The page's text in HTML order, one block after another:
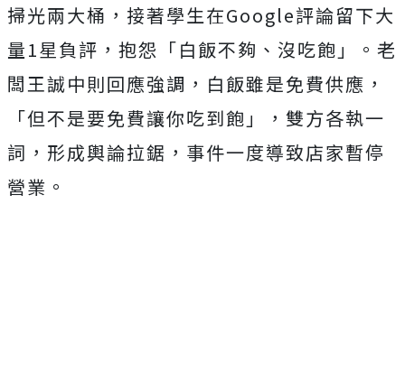
掃光兩大桶，接著學生在Google評論留下大
量1星負評，抱怨「白飯不夠、沒吃飽」。老
闆王誠中則回應強調，白飯雖是免費供應，
「但不是要免費讓你吃到飽」，雙方各執一
詞，形成輿論拉鋸，事件一度導致店家暫停
營業。